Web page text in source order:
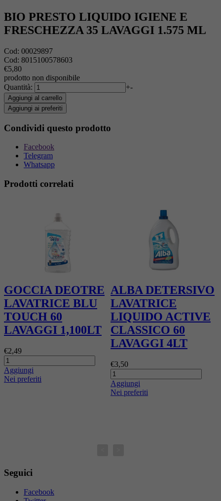
BIO PRESTO LIQUIDO IGIENE E
FRESCHEZZA 35 LAVAGGI 1.575 ML
Cod: 00029897
Cod: 8015100578603
€5,80
prodotto non disponibile
Quantità:
+-
Aggiungi al carrello
Aggiungi ai preferiti
Condividi questo prodotto
Facebook
Telegram
Whatsapp
Prodotti correlati
GOCCIA DEOTRE
LAVATRICE BLU
TOUCH 60
LAVAGGI 1,100LT
€2,49
Aggiungi
Nei preferiti
ALBA DETERSIVO
LAVATRICE
LIQUIDO ACTIVE
CLASSICO 60
LAVAGGI 4LT
€3,50
Aggiungi
Nei preferiti
Seguici
Facebook